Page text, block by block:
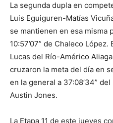
La segunda dupla en
Luis Eguiguren-Matías
se mantienen en esa misma
10:57’07” de Chaleco
Lucas del Río-Américo
cruzaron la meta del día en
en la general a 37:08’34”
Austin Jones.
La Etapa 11 de este jueves